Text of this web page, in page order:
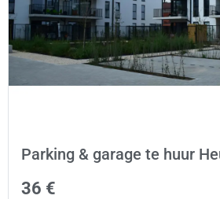
Parking & garage te huur
36 €